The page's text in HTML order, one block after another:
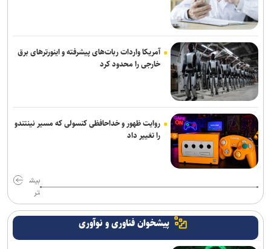
آمریکا واردات ربات‌های پیشرفته و اینورترهای برق
خارجی را محدود کرد
روایت ظهور و خداحافظی کنسولی که مسیر نینتندو
را تغییر داد
بیش
تر
پیشخوان فناوری و نوآوری